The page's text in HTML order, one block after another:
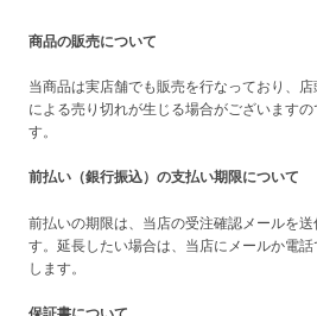
商品の販売について
当商品は実店舗でも販売を行なっており、
による売り切れが生じる場合がございます
す。
前払い（銀行振込）の支払い期限について
前払いの期限は、当店の受注確認メールを
す。延長したい場合は、当店にメールか電
します。